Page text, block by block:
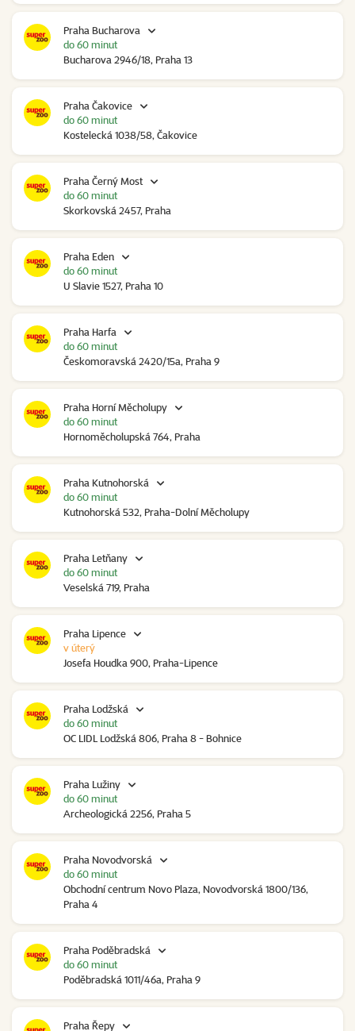
Praha Bucharova
Bucharova 2946/18, Praha 13
do 60 minut
Praha Čakovice
Kostelecká 1038/58, Čakovice
do 60 minut
Praha Černý Most
Skorkovská 2457, Praha
do 60 minut
Praha Eden
U Slavie 1527, Praha 10
do 60 minut
Praha Harfa
Českomoravská 2420/15a, Praha 9
do 60 minut
Praha Horní Měcholupy
Hornoměcholupská 764, Praha
do 60 minut
Praha Kutnohorská
Kutnohorská 532, Praha-Dolní Měcholupy
do 60 minut
Praha Letňany
Veselská 719, Praha
do 60 minut
Praha Lipence
Josefa Houdka 900, Praha-Lipence
v úterý
Praha Lodžská
OC LIDL Lodžská 806, Praha 8 - Bohnice
do 60 minut
Praha Lužiny
Archeologická 2256, Praha 5
do 60 minut
Praha Novodvorská
Obchodní centrum Novo Plaza, Novodvorská 1800/136,
Praha 4
do 60 minut
Praha Poděbradská
Poděbradská 1011/46a, Praha 9
do 60 minut
Praha Řepy